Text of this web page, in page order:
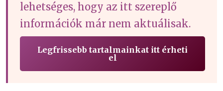
lehetséges, hogy az itt szereplő
információk már nem aktuálisak.
Legfrissebb tartalmainkat itt érheti
el